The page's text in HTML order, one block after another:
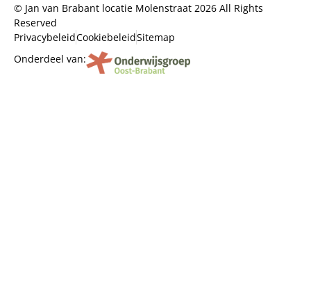
© Jan van Brabant locatie Molenstraat 2026 All Rights
Reserved
PrivacybeleidCookiebeleidSitemap
Onderdeel van: